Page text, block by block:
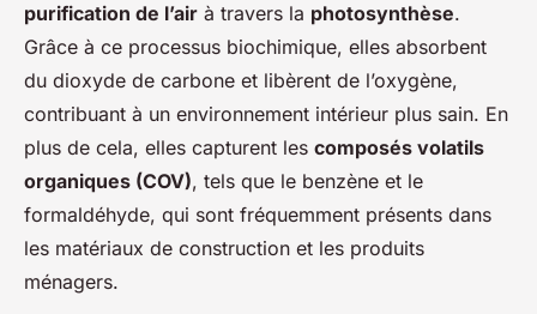
purification de l’air à travers la photosynthèse.
Grâce à ce processus biochimique, elles absorbent
du dioxyde de carbone et libèrent de l’oxygène,
contribuant à un environnement intérieur plus sain. En
plus de cela, elles capturent les composés volatils
organiques (COV), tels que le benzène et le
formaldéhyde, qui sont fréquemment présents dans
les matériaux de construction et les produits
ménagers.